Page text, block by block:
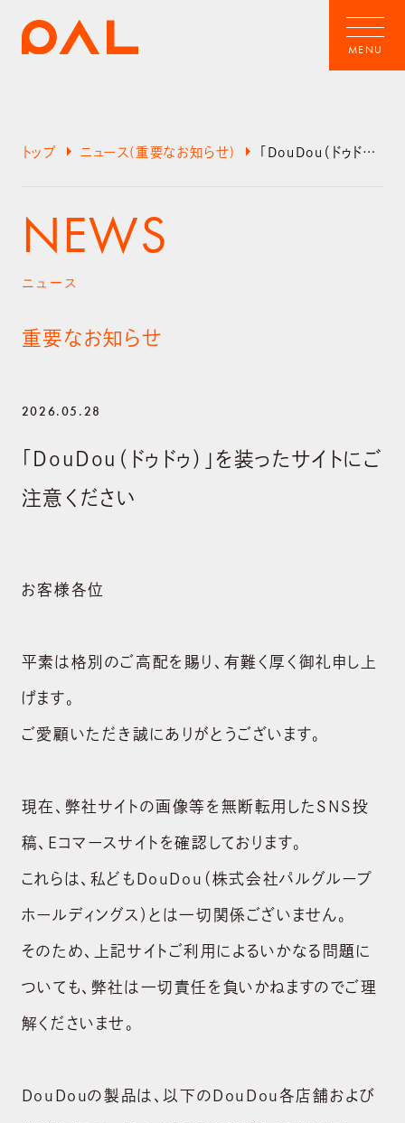
トップ arrow_right ニュース(重要なお知らせ) arrow_right 「DouDou（ドゥドゥ）」を装ったサイトにご注意ください
NEWS
ニュース
重要なお知らせ
2026.05.28
「DouDou（ドゥドゥ）」を装ったサイトにご
注意ください
お客様各位
平素は格別のご高配を賜り、有難く厚く御礼申し上
げます。
ご愛顧いただき誠にありがとうございます。
現在、弊社サイトの画像等を無断転用したSNS投
稿、Eコマースサイトを確認しております。
これらは、私どもDouDou（株式会社パルグループ
ホールディングス）とは一切関係ございません。
そのため、上記サイトご利用によるいかなる問題に
ついても、弊社は一切責任を負いかねますのでご理
解くださいませ。
DouDouの製品は、以下のDouDou各店舗および